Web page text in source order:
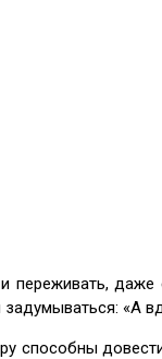
«А
способны